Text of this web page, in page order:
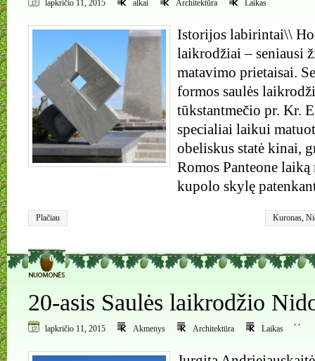
lapkričio 11, 2015 alkai Architektūra Laikas
Istorijos labirintai\\
laikrodžiai – seniausi
matavimo prietaisai.
formos saulės
tūkstantmečio pr. Kr.
specialiai laikui
obeliskus statė kinai,
Romos Panteone
kupolo skylę
Plačiau Kuronas,
0
20-asis Saulės laikrodžio
lapkričio 11, 2015 Akmenys
,
Architektūra
,
Laikas